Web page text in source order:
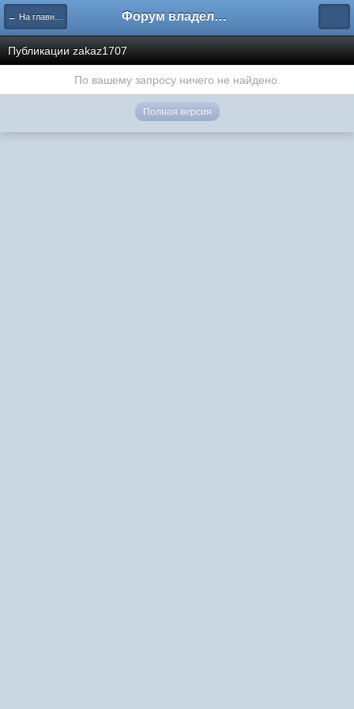
← На главную Форум владельцев интернет-магазинов
Публикации zakaz1707
По вашему запросу ничего не найдено.
Полная версия